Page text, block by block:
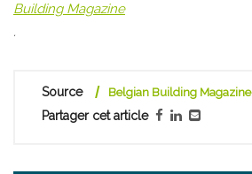
Building Magazine
.
Source Belgian Building Magazine
Partager cet article